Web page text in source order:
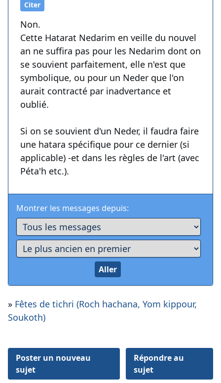
Citer
Non.
Cette Hatarat Nedarim en veille du nouvel
an ne suffira pas pour les Nedarim dont on
se souvient parfaitement, elle n'est que
symbolique, ou pour un Neder que l'on
aurait contracté par inadvertance et
oublié.
Si on se souvient d'un Neder, il faudra faire
une hatara spécifique pour ce dernier (si
applicable) -et dans les règles de l'art (avec
Péta'h etc.).
Montrer les messages depuis:
» Fêtes de tichri (Roch hachana, Yom kippour,
Soukoth)
Poster un nouveau
sujet
Répondre au
sujet